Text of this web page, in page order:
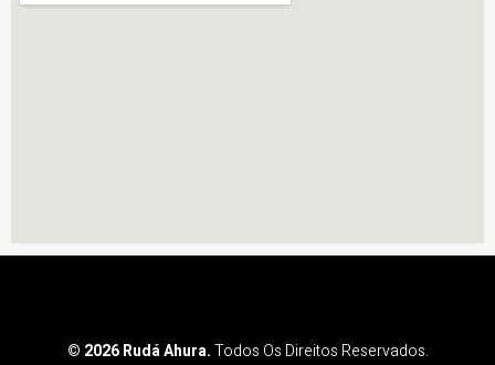
© 2026 Rudá Ahura.Todos Os Direitos Reservados.